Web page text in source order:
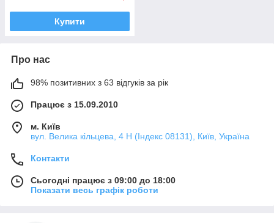
Купити
Про нас
98% позитивних з 63 відгуків за рік
Працює з 15.09.2010
м. Київ
вул. Велика кільцева, 4 Н (Індекс 08131), Київ, Україна
Контакти
Сьогодні працює з 09:00 до 18:00
Показати весь графік роботи